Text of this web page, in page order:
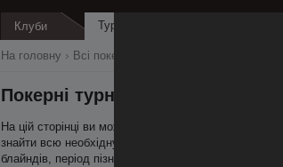
Клуби Турніри
На головну Всі покерні клуби
Покерні турніри в Ле-Трепор
На цій сторінці ви можете знайти всі турніри з
знайти всю необхідну інформацію про турніри,
блайндів, період пізньої реєстрації. Тепер не